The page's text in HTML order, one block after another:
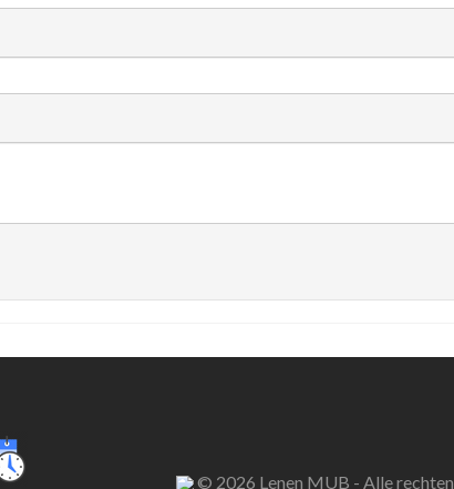
© 2026 Lenen MUB - Alle rechten